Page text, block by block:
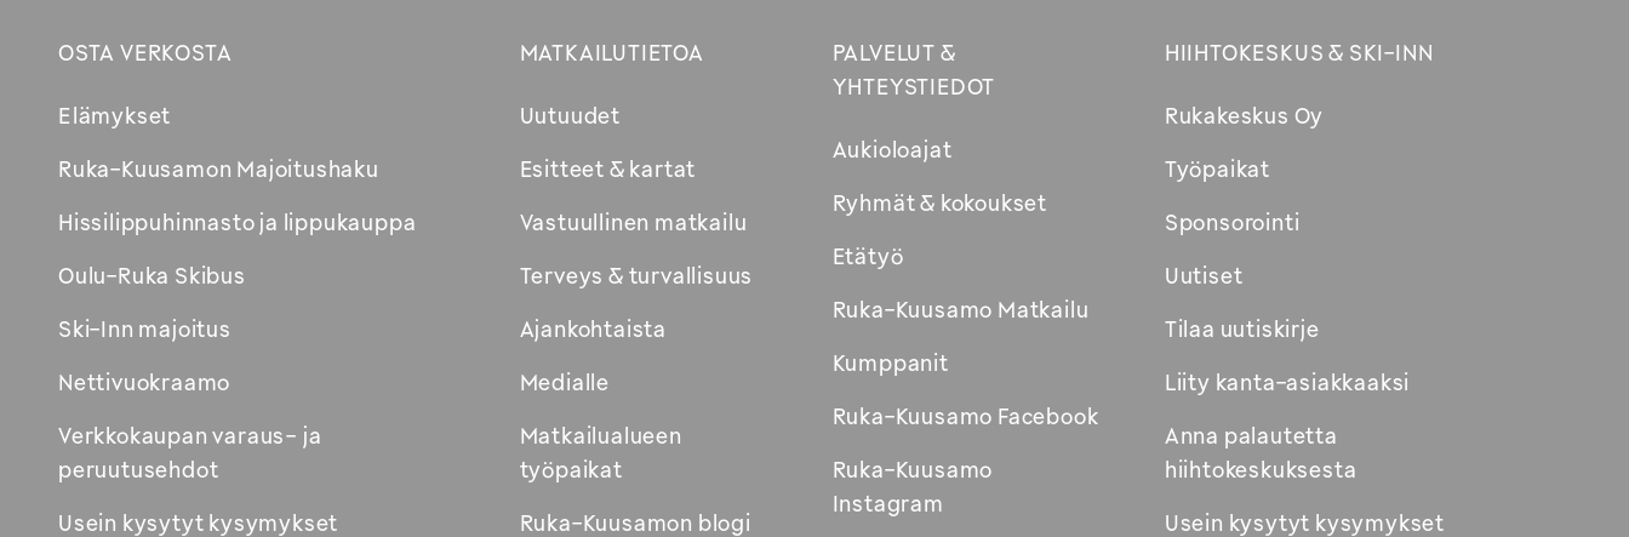
OSTA VERKOSTA
Elämykset
Ruka-Kuusamon Majoitushaku
ikkunaan
Hissilippuhinnasto ja lippukauppa
Oulu-Ruka Skibus
Ski-Inn majoitus
Nettivuokraamo
Verkkokaupan varaus- ja
peruutusehdot
Usein kysytyt kysymykset
MATKAILUTIETOA
Uutuudet
Esitteet & kartat
Vastuullinen matkailu
Terveys & turvallisuus
Ajankohtaista
Medialle
Matkailualueen
työpaikat
Ruka-Kuusamon blogi
PALVELUT &
YHTEYSTIEDOT
Aukioloajat
Ryhmät & kokoukset
Etätyö
Ruka-Kuusamo Matkailu
Kumppanit
Ruka-Kuusamo Facebook
Ruka-Kuusamo
Instagram
HIIHTOKESKUS & SKI-INN
Rukakeskus Oy
Työpaikat
Sponsorointi
Uutiset
Tilaa uutiskirje
Liity kanta-asiakkaaksi
Anna palautetta
hiihtokeskuksesta
Usein kysytyt kysymykset